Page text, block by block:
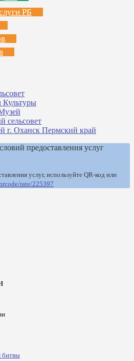
РБ
Культуры
сельсовет
г. Оханск Пермский край
предоставления услуг
услуг, используйте QR-код или
rate/225397
битвы